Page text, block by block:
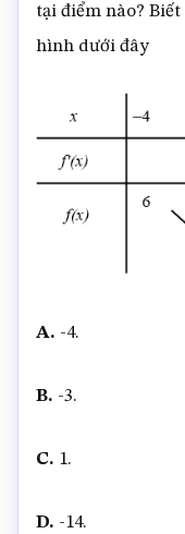
tại điểm nào?
hình dưới đây
A. -4.
B. -3.
C. 1.
D. -14.